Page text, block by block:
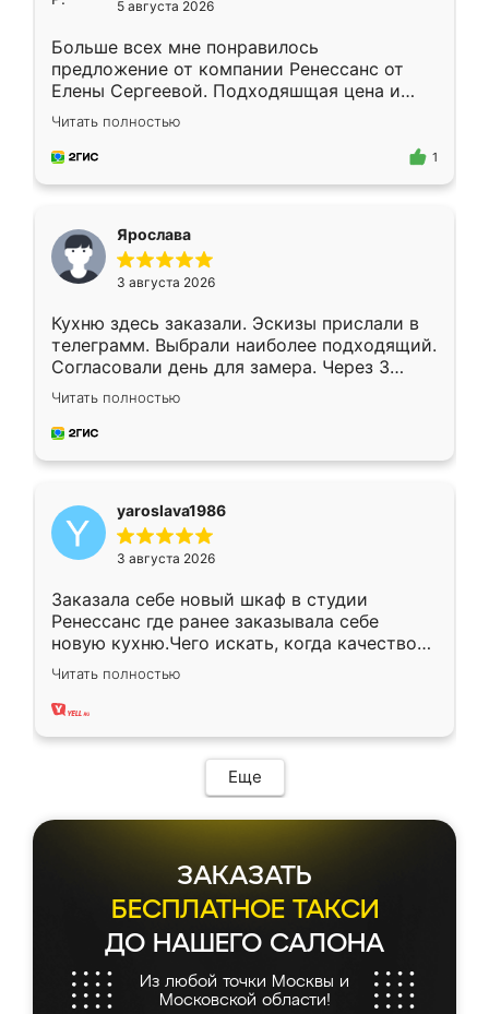
5 августа 2026
Больше всех мне понравилось
предложение от компании Ренессанс от
Елены Сергеевой. Подходяшщая цена и
короткие сроки изготовления. Приехавший
для замера сотрудник Владислав
предложил по моему эскизу самый
Читать полностью
1
Ярослава
3 августа 2026
Кухню здесь заказали. Эскизы прислали в
телеграмм. Выбрали наиболее подходящий.
Согласовали день для замера. Через 3
недели кухня была уже готова. Остались
довольны работой. Спасибо Ренессанс
мебель за качественную работу!
Читать полностью
yaroslava1986
3 августа 2026
Заказала себе новый шкаф в студии
Ренессанс где ранее заказывала себе
новую кухню.Чего искать, когда качеством
вполне довольна. Служит кухня уже почти
два года, нареканий нет.
Читать полностью
Еще
ЗАКАЗАТЬ
БЕСПЛАТНОЕ ТАКСИ
ДО НАШЕГО САЛОНА
Из любой точки Москвы и
Московской области!